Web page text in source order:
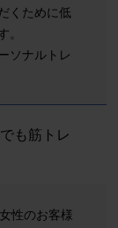
くために低
。
ソナルトレ
も筋トレ
性のお客様